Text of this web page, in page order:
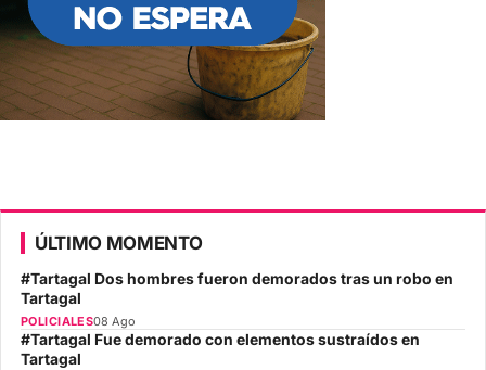
ÚLTIMO MOMENTO
#Tartagal Dos hombres fueron demorados tras un robo en
Tartagal
POLICIALES08 Ago
#Tartagal Fue demorado con elementos sustraídos en
Tartagal